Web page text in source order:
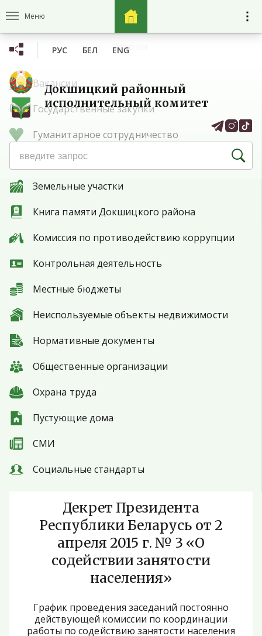
Меню
Докшицкий районный
исполнительный комитет
РУС БЕЛ ENG
Главная
Вакансии
Государственные закупки
Гуманитарное сотрудничество
Защита прав потребителей
Земельные участки
Книга памяти Докшицкого района
Комиссия по противодействию коррупции
Контрольная деятельность
Местные бюджеты
Неиспользуемые объекты недвижимости
Нормативные документы
Общественные организации
Охрана труда
Пустующие дома
СМИ
Социальные стандарты
Декрет Президента
Республики Беларусь от 2
апреля 2015 г. № 3 «О
содействии занятости
населения»
График проведения заседаний постоянно
действующей комиссии по координации
работы по содействию занятости населения